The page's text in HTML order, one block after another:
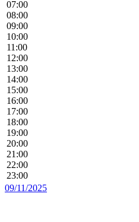
07:00
08:00
09:00
10:00
11:00
12:00
13:00
14:00
15:00
16:00
17:00
18:00
19:00
20:00
21:00
22:00
23:00
09/11/2025